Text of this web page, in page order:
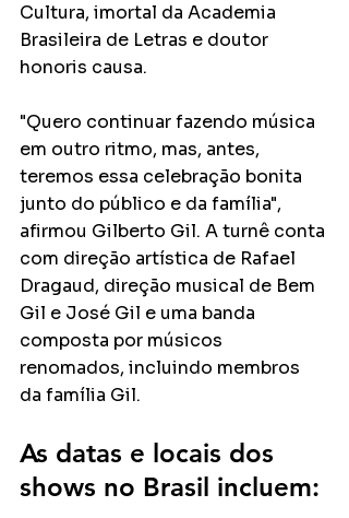
Cultura, imortal da Academia
Brasileira de Letras e doutor
honoris causa.
"Quero continuar fazendo música
em outro ritmo, mas, antes,
teremos essa celebração bonita
junto do público e da família",
afirmou Gilberto Gil. A turnê conta
com direção artística de Rafael
Dragaud, direção musical de Bem
Gil e José Gil e uma banda
composta por músicos
renomados, incluindo membros
da família Gil.
As datas e locais dos
shows no Brasil incluem: